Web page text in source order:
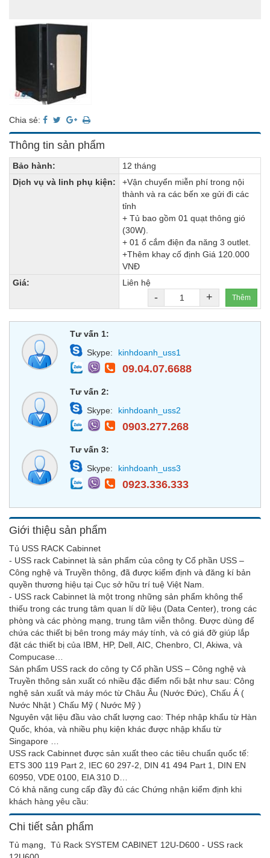
Chia sẻ:
Thông tin sản phẩm
Bảo hành:
12 tháng
Dịch vụ và linh phụ kiện:
+Vận chuyển miễn phí trong nội
thành và ra các bến xe gửi đi các
tỉnh
+ Tủ bao gồm 01 quạt thông gió
(30W).
+ 01 ổ cắm điện đa năng 3 outlet.
+Thêm khay cố định Giá 120.000
VNĐ
Giá:
Liên hệ
- + Thêm
Tư vấn 1:
Skype:
kinhdoanh_uss1
09.04.07.6688
Tư vấn 2:
Skype:
kinhdoanh_uss2
0903.277.268
Tư vấn 3:
Skype:
kinhdoanh_uss3
0923.336.333
Giới thiệu sản phẩm
Tủ USS RACK Cabinnet
- USS rack Cabinnet là sản phẩm của công ty Cổ phần USS –
Công nghệ và Truyền thông, đã được kiểm định và đăng kí bản
quyền thương hiệu tại Cục sở hữu trí tuệ Việt Nam.
- USS rack Cabinnet là một trong những sản phẩm không thể
thiếu trong các trung tâm quan lí dữ liệu (Data Center), trong các
phòng và các phòng mạng, trung tâm viễn thông. Được dùng để
chứa các thiết bị bên trong máy máy tính, và có giá đỡ giúp lắp
đặt các thiết bị của IBM, HP, Dell, AIC, Chenbro, CI, Akiwa, và
Compucase…
Sản phẩm USS rack do công ty Cổ phần USS – Công nghệ và
Truyền thông sản xuất có nhiều đặc điểm nổi bật như sau: Công
nghệ sản xuất và máy móc từ Châu Âu (Nước Đức), Chấu Á (
Nước Nhật ) Chấu Mỹ ( Nước Mỹ )
Nguyên vật liệu đầu vào chất lượng cao: Thép nhập khẩu từ Hàn
Quốc, khóa, và nhiều phụ kiện khác được nhập khẩu từ
Singapore …
USS rack Cabinnet được sản xuất theo các tiêu chuẩn quốc tế:
ETS 300 119 Part 2, IEC 60 297-2, DIN 41 494 Part 1, DIN EN
60950, VDE 0100, EIA 310 D…
Có khả năng cung cấp đầy đủ các Chứng nhận kiểm định khi
khách hàng yêu cầu:
Chi tiết sản phẩm
Tủ mạng, Tủ Rack SYSTEM CABINET 12U-D600 - USS rack